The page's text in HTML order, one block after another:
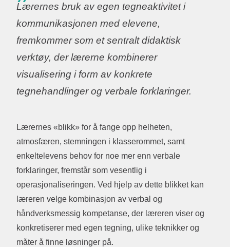
Lærernes bruk av egen tegneaktivitet i
kommunikasjonen med elevene,
fremkommer som et sentralt didaktisk
verktøy, der lærerne kombinerer
visualisering i form av konkrete
tegnehandlinger og verbale forklaringer.
Lærernes «blikk» for å fange opp helheten,
atmosfæren, stemningen i klasserommet, samt
enkeltelevens behov for noe mer enn verbale
forklaringer, fremstår som vesentlig i
operasjonaliseringen. Ved hjelp av dette blikket kan
læreren velge kombinasjon av verbal og
håndverksmessig kompetanse, der læreren viser og
konkretiserer med egen tegning, ulike teknikker og
måter å finne løsninger på.